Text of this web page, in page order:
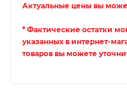
Актуальные цены вы
* Фактические остатки
указанных в интернет-
товаров вы можете